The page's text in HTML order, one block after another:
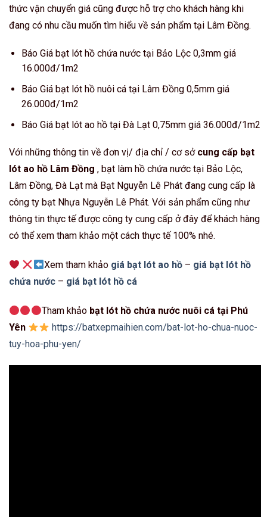
thức vận chuyển giá cũng được hỗ trợ cho khách hàng khi
đang có nhu cầu muốn tìm hiểu về sản phẩm tại Lâm Đồng.
Báo Giá bạt lót hồ chứa nước tại Bảo Lộc 0,3mm giá
16.000đ/1m2
Báo Giá bạt lót hồ nuôi cá tại Lâm Đồng 0,5mm giá
26.000đ/1m2
Báo Giá bạt lót ao hồ tại Đà Lạt 0,75mm giá 36.000đ/1m2
Với những thông tin về đơn vị/ địa chỉ / cơ sở cung cấp bạt
lót ao hồ Lâm Đồng , bạt làm hồ chứa nước tại Bảo Lộc,
Lâm Đồng, Đà Lạt mà Bạt Nguyễn Lê Phát đang cung cấp là
công ty bạt Nhựa Nguyễn Lê Phát. Với sản phẩm cũng như
thông tin thực tế được công ty cung cấp ở đây để khách hàng
có thể xem tham khảo một cách thực tế 100% nhé.
Xem tham khảo giá bạt lót ao hồ– giá bạt lót hồ
chứa nước – giá bạt lót hồ cá
Tham khảo bạt lót hồ chứa nước nuôi cá tại Phú
Yên
https://batxepmaihien.com/bat-lot-ho-chua-nuoc-
tuy-hoa-phu-yen/